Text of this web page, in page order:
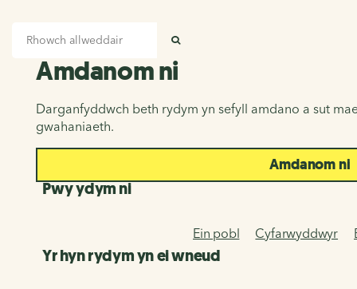
Amdanom ni
Amdanom ni
Darganfyddwch beth rydym yn sefyll amdano a sut
gwahaniaeth.
Amdanom ni
Pwy ydym ni
Ein pobl Cyfarwyddwyr
Yr hyn rydym yn ei wneud